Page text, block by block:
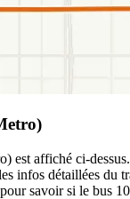
affiché ci-
infos détaillées du
savoir si le bus